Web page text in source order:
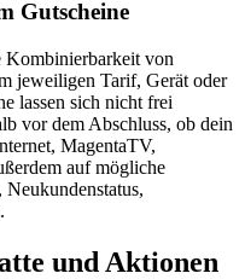
Gutscheine
Kombinierbarkeit von
jeweiligen Tarif, Gerät oder
lassen sich nicht frei
vor dem Abschluss, ob dein
MagentaTV,
auf mögliche
und Aktionen